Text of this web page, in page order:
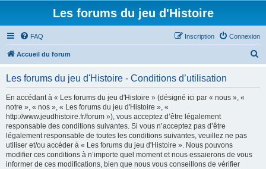
Les forums du jeu d'Histoire
FAQ Connexion
Inscription
Accueil du forum
Les forums du jeu d'Histoire - Conditions d’utilisation
En accédant à « Les forums du jeu d'Histoire » (désigné ici par « nous », «
notre », « nos », « Les forums du jeu d'Histoire », «
http://www.jeudhistoire.fr/forum »), vous acceptez d’être légalement
responsable des conditions suivantes. Si vous n’acceptez pas d’être
légalement responsable de toutes les conditions suivantes, veuillez ne pas
utiliser et/ou accéder à « Les forums du jeu d'Histoire ». Nous pouvons
modifier ces conditions à n’importe quel moment et nous essaierons de vous
informer de ces modifications, bien que nous vous conseillons de vérifier